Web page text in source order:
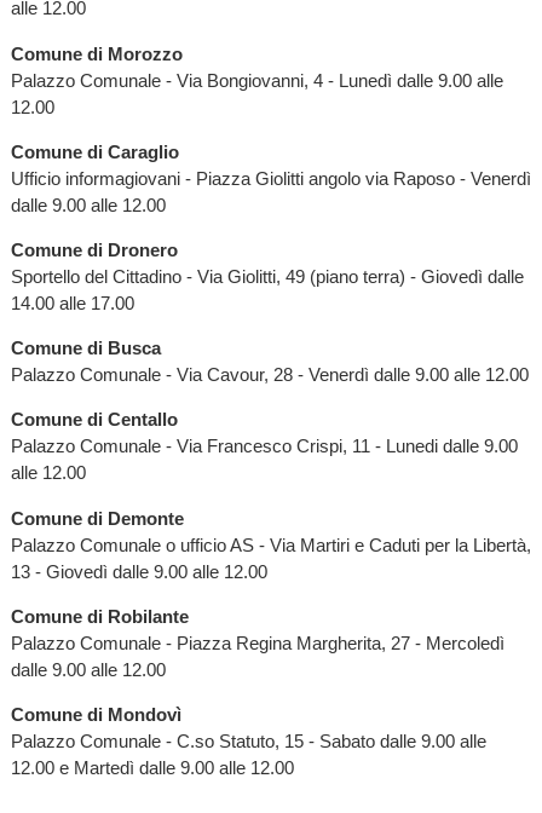
alle 12.00
Comune di Morozzo
Palazzo Comunale - Via Bongiovanni, 4 - Lunedì dalle 9.00 alle
12.00
Comune di Caraglio
Ufficio informagiovani - Piazza Giolitti angolo via Raposo - Venerdì
dalle 9.00 alle 12.00
Comune di Dronero
Sportello del Cittadino - Via Giolitti, 49 (piano terra) - Giovedì dalle
14.00 alle 17.00
Comune di Busca
Palazzo Comunale - Via Cavour, 28 - Venerdì dalle 9.00 alle 12.00
Comune di Centallo
Palazzo Comunale - Via Francesco Crispi, 11 - Lunedi dalle 9.00
alle 12.00
Comune di Demonte
Palazzo Comunale o ufficio AS - Via Martiri e Caduti per la Libertà,
13 - Giovedì dalle 9.00 alle 12.00
Comune di Robilante
Palazzo Comunale - Piazza Regina Margherita, 27 - Mercoledì
dalle 9.00 alle 12.00
Comune di Mondovì
Palazzo Comunale - C.so Statuto, 15 - Sabato dalle 9.00 alle
12.00 e Martedì dalle 9.00 alle 12.00